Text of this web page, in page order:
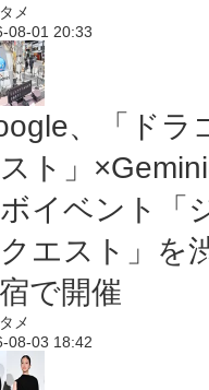
メ
08-01 20:33
、「ドラ
ト」
イベント「
エスト」を
で開催
メ
08-03 18:42